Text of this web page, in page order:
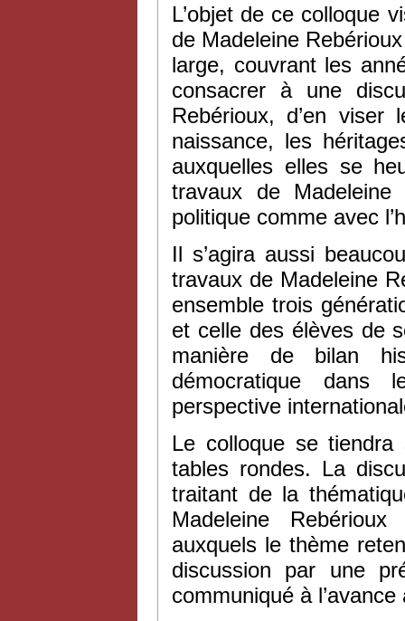
L’objet de ce colloque
de Madeleine
large, couvrant les
consacrer à une
Rebérioux, d’en viser
naissance, les
auxquelles elles se
travaux de
politique comme avec
Il s’agira aussi
travaux de Madeleine
ensemble trois
et celle des élèves de
manière de bilan
démocratique dans
perspective
Le colloque se
tables rondes. La
traitant de la
Madeleine
auxquels le thème
discussion par une
communiqué à